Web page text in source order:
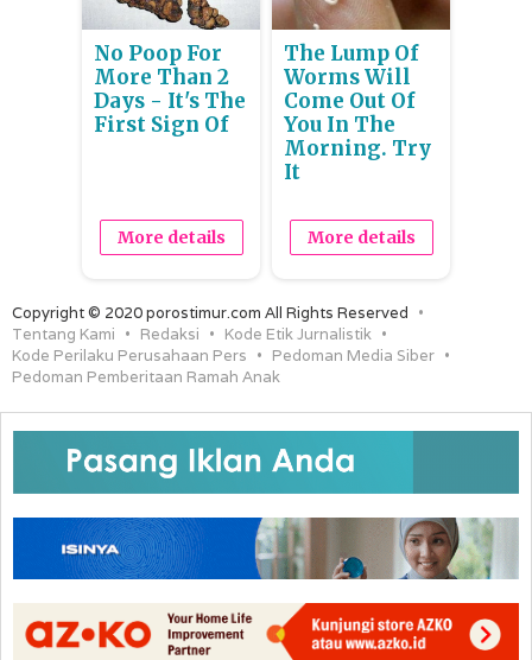
No Poop For
More Than 2
Days - It's The
First Sign Of
More details
The Lump Of
Worms Will
Come Out Of
You In The
Morning. Try
It
More details
Copyright © 2020 porostimur.com All Rights Reserved
Tentang Kami
Redaksi
Kode Etik Jurnalistik
Kode Perilaku Perusahaan Pers
Pedoman Media Siber
Pedoman Pemberitaan Ramah Anak